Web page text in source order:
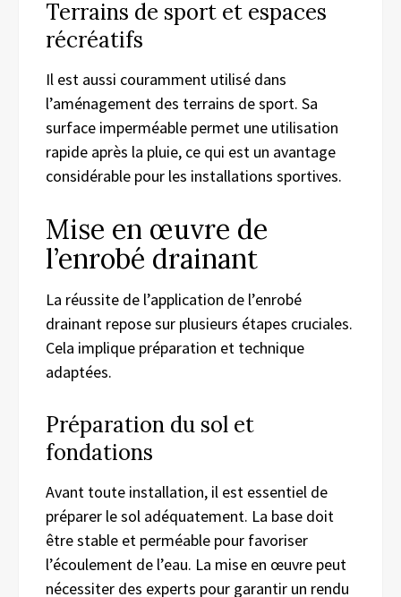
Terrains de sport et espaces
récréatifs
Il est aussi couramment utilisé dans
l’aménagement des terrains de sport. Sa
surface imperméable permet une utilisation
rapide après la pluie, ce qui est un avantage
considérable pour les installations sportives.
Mise en œuvre de
l’enrobé drainant
La réussite de l’application de l’enrobé
drainant repose sur plusieurs étapes cruciales.
Cela implique préparation et technique
adaptées.
Préparation du sol et
fondations
Avant toute installation, il est essentiel de
préparer le sol adéquatement. La base doit
être stable et perméable pour favoriser
l’écoulement de l’eau. La mise en œuvre peut
nécessiter des experts pour garantir un rendu